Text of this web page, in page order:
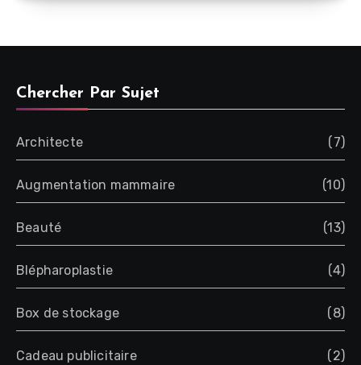
Chercher Par Sujet
Architecte (7)
Augmentation mammaire (10)
Beauté (13)
Blépharoplastie (4)
Box de stockage (8)
Cadeau publicitaire (2)